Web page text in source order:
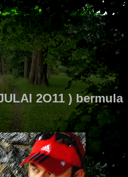
2O11 ) bermula